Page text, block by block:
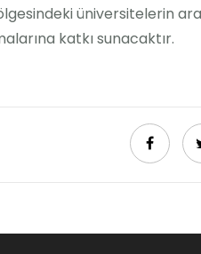
üniversitelerin
katkı sunacaktır.